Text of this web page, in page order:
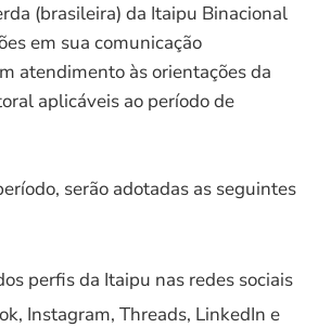
(brasileira) da Itaipu Binacional
em sua comunicação
atendimento às orientações da
aplicáveis ao período de
serão adotadas as seguintes
perfis da Itaipu nas redes sociais
Instagram, Threads, LinkedIn e